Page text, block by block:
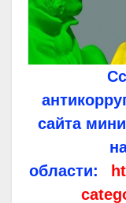
сайта
области: